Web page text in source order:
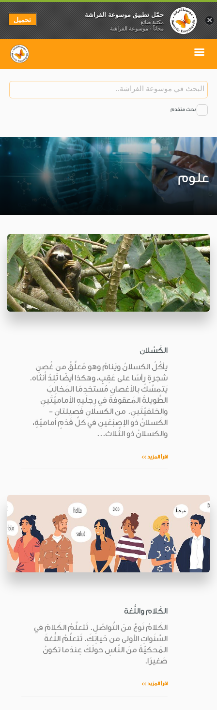
بحث متقدم
علوم
الكَسْلان
يأكُلُ الكسلانُ ويَنامُ وهو مُعلَّقٌ من غُصنِ
شجرةٍ رأسًا على عَقِبٍ، وهكذا أيضًا تَلِدُ أُنثاه.
يَتمسَّكُ بالأغصانِ مُستخدِمًا المَخالِبَ
الطَّويلةَ المَعقوفةَ في رِجلَيهِ الأماميّتَينِ
والخلفيّتَينِ. من الكسلانِ فَصيلتانِ -
الكَسلانُ ذو الإصبَعَينِ في كلِّ قَدَمٍ أماميّةٍ،
والكسلانُ ذو الثَّلاث...
اقرأ المزيد >>
الكَلام واللُّغة
الكَلامُ نَوعٌ منَ التَّواصُلِ. تَتعلَّمُ الكَلامَ في
السَّنَواتِ الأولى من حَياتِكَ. تَتعلَّمُ اللُّغةَ
المَحكيّةَ منَ النّاسِ حولَكَ عِندَما تكونُ
صَغيرًا.
اقرأ المزيد >>
×
حمّل تطبيق موسوعة الفراشة
مكتبة صائغ
مجاناً - موسوعة الفراشة
تحميل